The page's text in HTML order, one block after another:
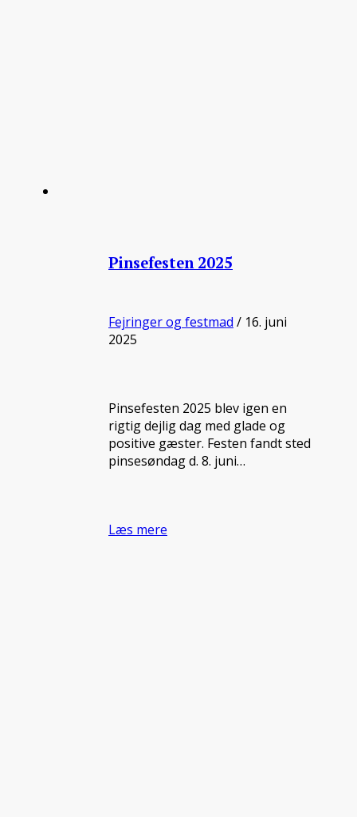
Pinsefesten 2025
Fejringer og festmad / 16. juni
2025
Pinsefesten 2025 blev igen en
rigtig dejlig dag med glade og
positive gæster. Festen fandt sted
pinsesøndag d. 8. juni…
Læs mere